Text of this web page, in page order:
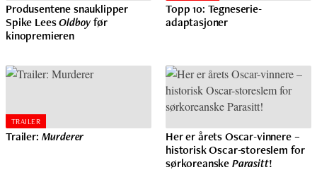
Produsentene snauklipper
Spike LeesOldboyfør
kinopremieren
Topp 10: Tegneserie-
adaptasjoner
TRAILER
Trailer: Murderer
Her er årets Oscar-vinnere –
historisk Oscar-storeslem for
sørkoreanskeParasitt!